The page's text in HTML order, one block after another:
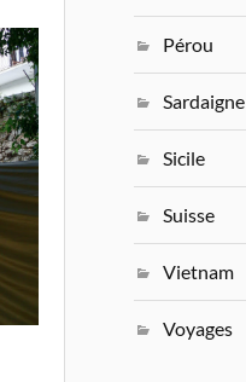
Pérou
Sardaigne
Sicile
Suisse
Vietnam
Voyages